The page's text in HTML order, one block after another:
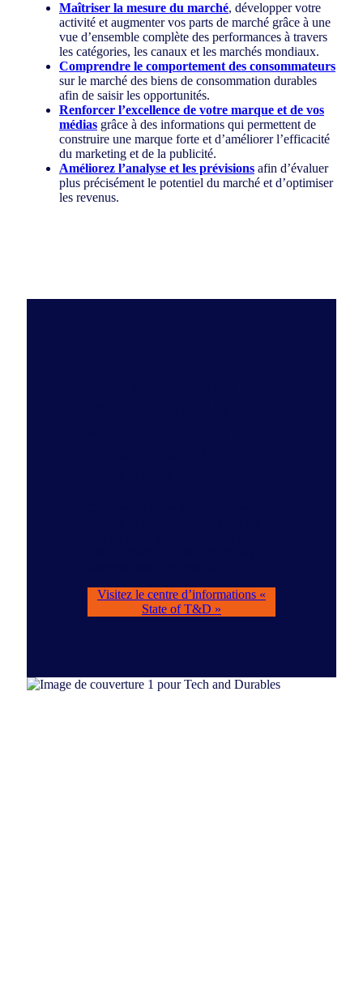
Maîtriser la mesure du marché, développer votre
activité et augmenter vos parts de marché grâce à une
vue d’ensemble complète des performances à travers
les catégories, les canaux et les marchés mondiaux.
Comprendre le comportement des consommateurs
sur le marché des biens de consommation durables
afin de saisir les opportunités.
Renforcer l’excellence de votre marque et de vos
médias grâce à des informations qui permettent de
construire une marque forte et d’améliorer l’efficacité
du marketing et de la publicité.
Améliorez l’analyse et les prévisions afin d’évaluer
plus précisément le potentiel du marché et d’optimiser
les revenus.
Visitez le centre d’informations «
State of T&D »